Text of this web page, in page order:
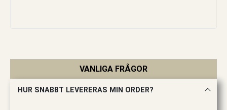
VANLIGA FRÅGOR
HUR SNABBT LEVERERAS MIN ORDER?